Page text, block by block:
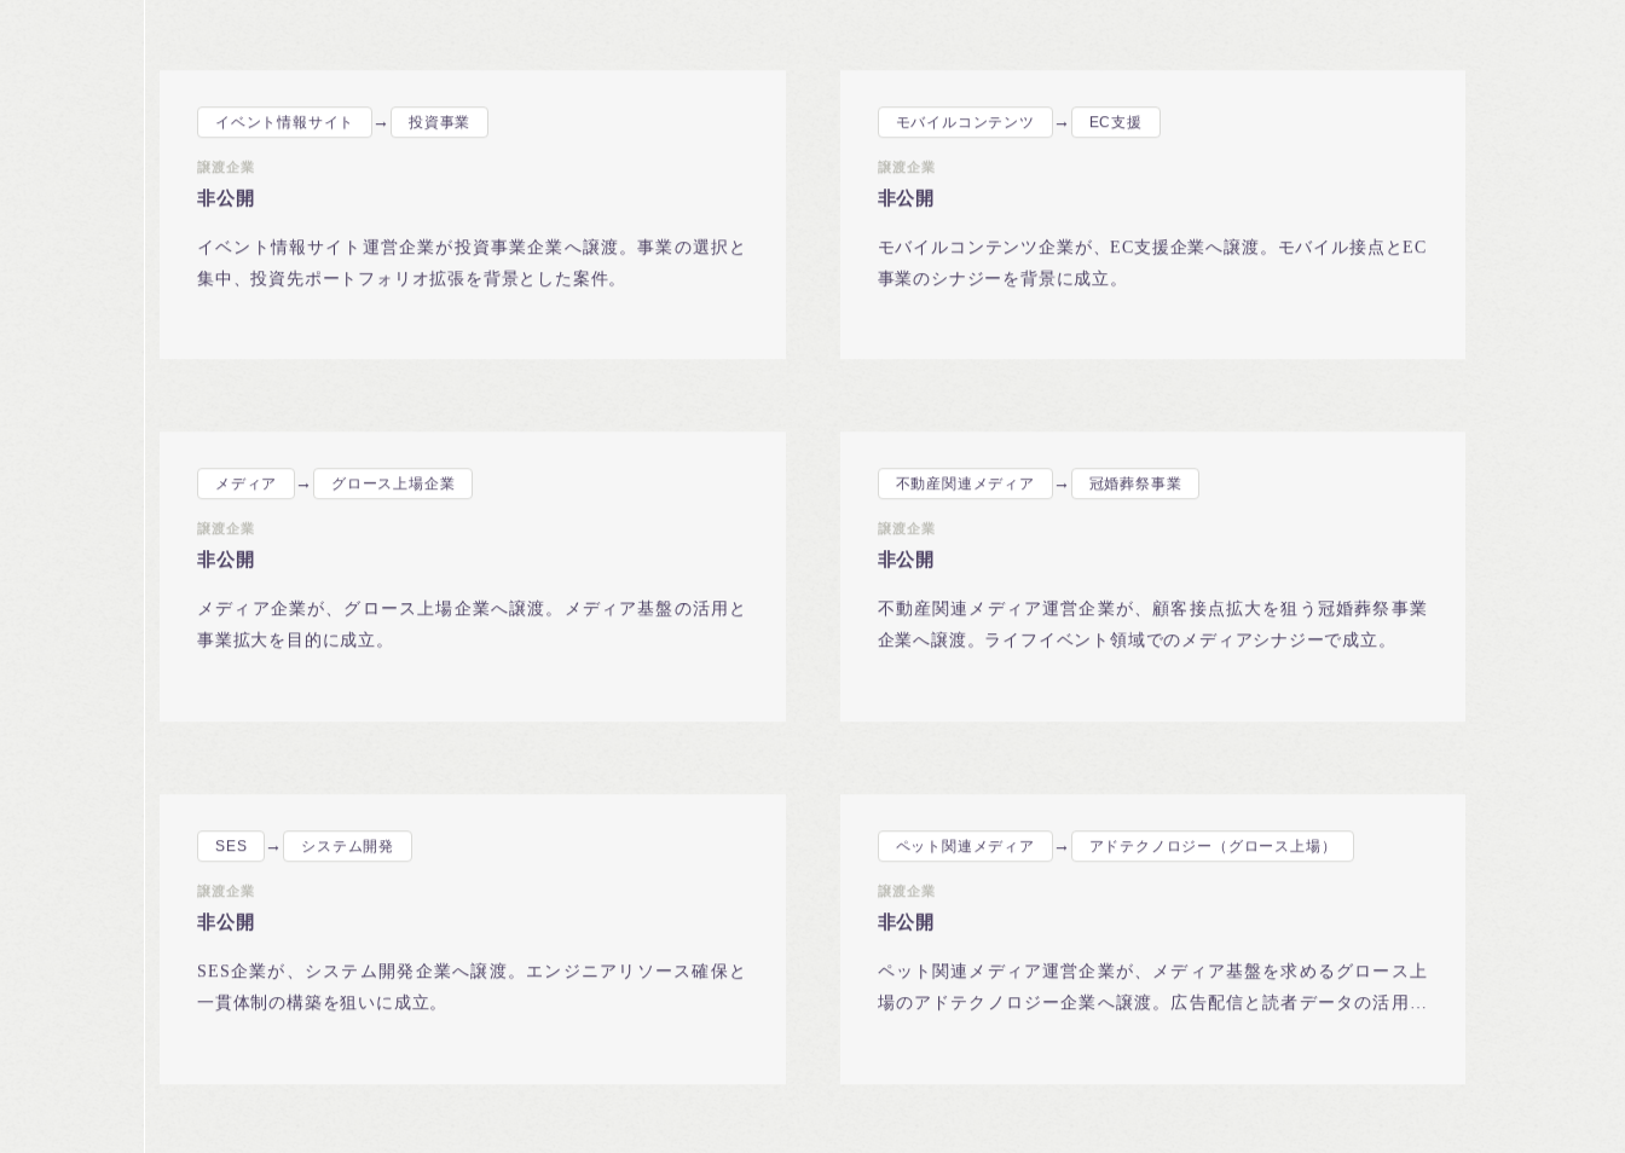
イベント情報サイト → 投資事業
譲渡企業
非公開
イベント情報サイト運営企業が投資事業企業へ譲渡。事業の選択と
集中、投資先ポートフォリオ拡張を背景とした案件。
モバイルコンテンツ → EC支援
譲渡企業
非公開
モバイルコンテンツ企業が、EC支援企業へ譲渡。モバイル接点とEC
事業のシナジーを背景に成立。
メディア → グロース上場企業
譲渡企業
非公開
メディア企業が、グロース上場企業へ譲渡。メディア基盤の活用と
事業拡大を目的に成立。
不動産関連メディア → 冠婚葬祭事業
譲渡企業
非公開
不動産関連メディア運営企業が、顧客接点拡大を狙う冠婚葬祭事業
企業へ譲渡。ライフイベント領域でのメディアシナジーで成立。
SES → システム開発
譲渡企業
非公開
SES企業が、システム開発企業へ譲渡。エンジニアリソース確保と
一貫体制の構築を狙いに成立。
ペット関連メディア → アドテクノロジー（グロース上場）
譲渡企業
非公開
ペット関連メディア運営企業が、メディア基盤を求めるグロース上
場のアドテクノロジー企業へ譲渡。広告配信と読者データの活用で